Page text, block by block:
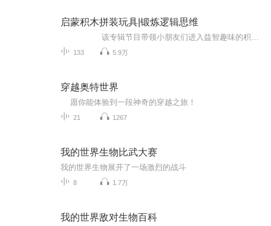
启蒙积木拼装玩具|锻炼逻辑思维
133 5.9万
穿越奥特世界
愿你能体验到一段神奇的穿越之旅！
21 1267
我的世界生物比武大赛
我的世界生物展开了一场激烈的战斗
8 1.7万
我的世界敌对生物百科